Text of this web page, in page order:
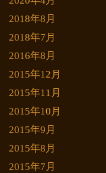
2018年8月
2018年7月
2016年8月
2015年12月
2015年11月
2015年10月
2015年9月
2015年8月
2015年7月